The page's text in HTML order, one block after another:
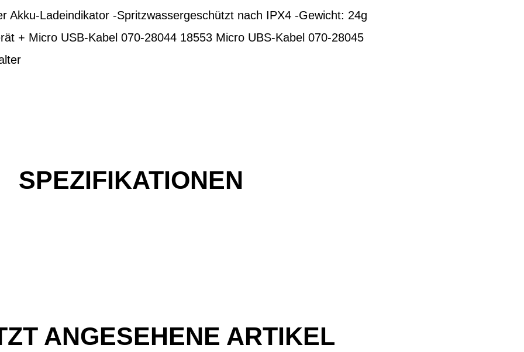
Akku-Ladeindikator -Spritzwassergeschützt nach IPX4 -Gewicht: 24g
+ Micro USB-Kabel 070-28044 18553 Micro UBS-Kabel 070-28045
SPEZIFIKATIONEN
ANGESEHENE ARTIKEL